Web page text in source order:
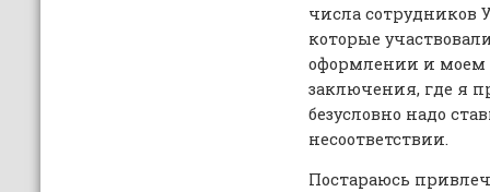
числа сотрудников
которые
оформлении и моем
заключения, где я
безусловно надо
несоответствии.
Постараюсь